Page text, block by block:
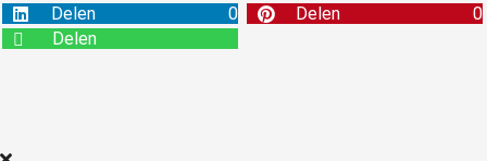
Delen
0 Delen
0
Delen